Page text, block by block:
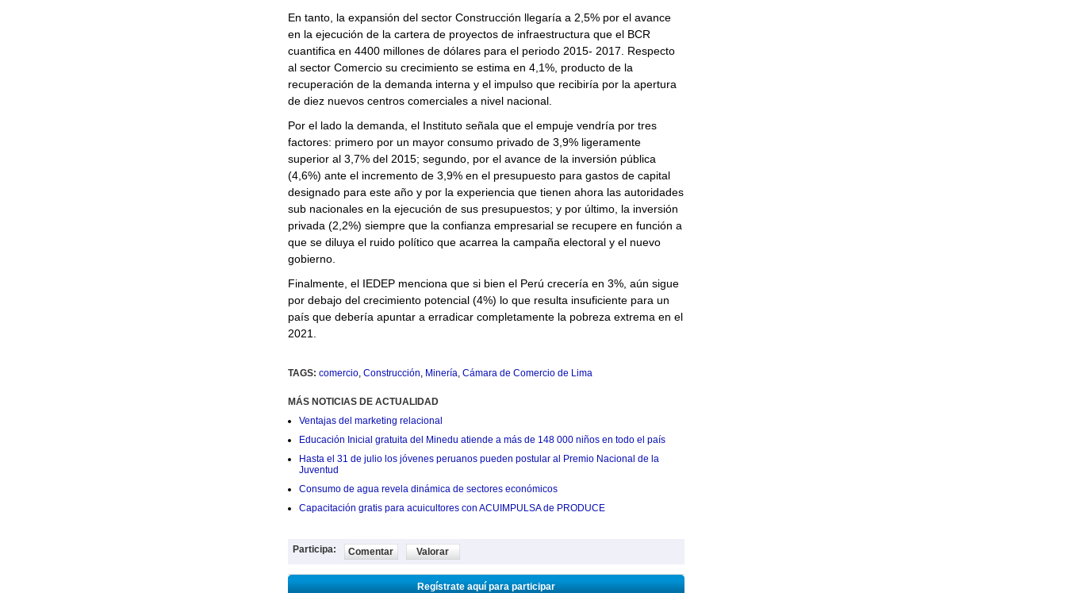
En tanto, la expansión del sector Construcción llegaría a 2,5% por el avance
en la ejecución de la cartera de proyectos de infraestructura que el BCR
cuantifica en 4400 millones de dólares para el periodo 2015- 2017. Respecto
al sector Comercio su crecimiento se estima en 4,1%, producto de la
recuperación de la demanda interna y el impulso que recibiría por la apertura
de diez nuevos centros comerciales a nivel nacional.
Por el lado la demanda, el Instituto señala que el empuje vendría por tres
factores: primero por un mayor consumo privado de 3,9% ligeramente
superior al 3,7% del 2015; segundo, por el avance de la inversión pública
(4,6%) ante el incremento de 3,9% en el presupuesto para gastos de capital
designado para este año y por la experiencia que tienen ahora las autoridades
sub nacionales en la ejecución de sus presupuestos; y por último, la inversión
privada (2,2%) siempre que la confianza empresarial se recupere en función a
que se diluya el ruido político que acarrea la campaña electoral y el nuevo
gobierno.
Finalmente, el IEDEP menciona que si bien el Perú crecería en 3%, aún sigue
por debajo del crecimiento potencial (4%) lo que resulta insuficiente para un
país que debería apuntar a erradicar completamente la pobreza extrema en el
2021.
TAGS: comercio, Construcción, Minería, Cámara de Comercio de Lima
MÁS NOTICIAS DE ACTUALIDAD
Ventajas del marketing relacional
Educación Inicial gratuita del Minedu atiende a más de 148 000 niños en todo el país
Hasta el 31 de julio los jóvenes peruanos pueden postular al Premio Nacional de la
Juventud
Consumo de agua revela dinámica de sectores económicos
Capacitación gratis para acuicultores con ACUIMPULSA de PRODUCE
Participa: Comentar Valorar
Regístrate aquí para participar